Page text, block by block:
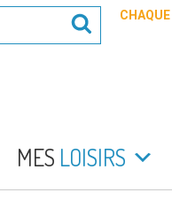
Recherche
MES LOISIRS